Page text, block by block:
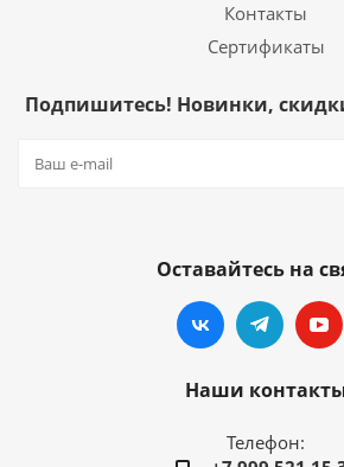
Контакты
Сертификаты
Подпишитесь! Новинки,
Оставайтесь на
Наши
Телефон: